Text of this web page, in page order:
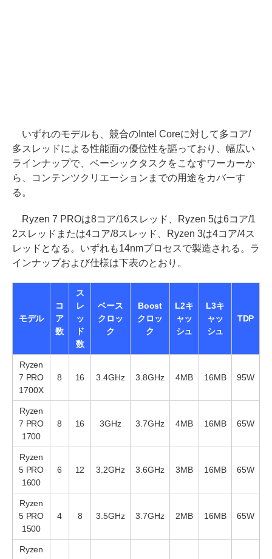
いずれのモデルも、競合のIntel Coreに対して多コア/
多スレッドによる性能面の優位性を謳っており、幅広い
ラインナップで、ベーシックタスクをこなすワーカーか
ら、コンテンツクリエーションまでの用途をカバーす
る。
Ryzen 7 PROは8コア/16スレッド、Ryzen 5は6コア/1
2スレッドまたは4コア/8スレッド、Ryzen 3は4コア/4ス
レッドとなる。いずれも14nmプロセスで製造される。ラ
インナップおよび仕様は下表のとおり。
モデル
コ
ア
数
ス
レ
ッ
ド
数
ベース
クロッ
ク
Boost
クロッ
ク
L2キ
ャッ
シュ
L3キ
ャッ
シュ
TDP
Ryzen
7 PRO
1700X
8 16 3.4GHz 3.8GHz 4MB 16MB 95W
Ryzen
7 PRO
1700
8 16 3GHz 3.7GHz 4MB 16MB 65W
Ryzen
5 PRO
1600
6 12 3.2GHz 3.6GHz 3MB 16MB 65W
Ryzen
5 PRO
1500
4 8 3.5GHz 3.7GHz 2MB 16MB 65W
Ryzen